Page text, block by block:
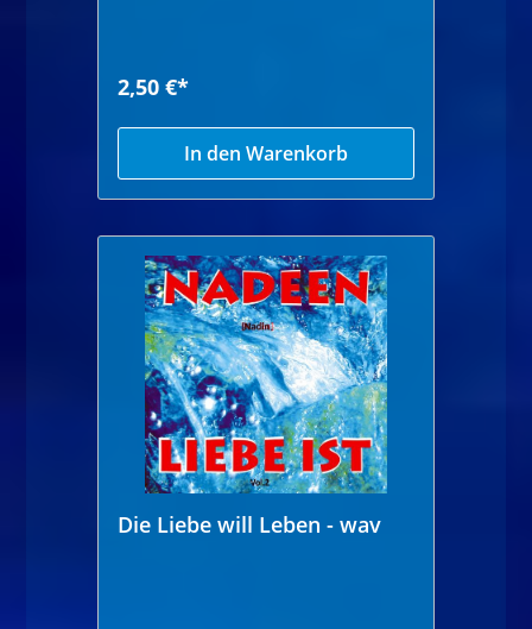
2,50 €*
In den Warenkorb
Die Liebe will Leben - wav